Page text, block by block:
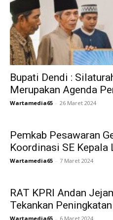
Bupati Dendi :
Merupakan Agenda
Wartamedia65 - 26 Maret 2024
Pemkab Pesawaran
Koordinasi SE Kepala
Wartamedia65 - 7 Maret 2024
RAT KPRI Andan
Tekankan
Wartamedia65 - 6 Maret 2024